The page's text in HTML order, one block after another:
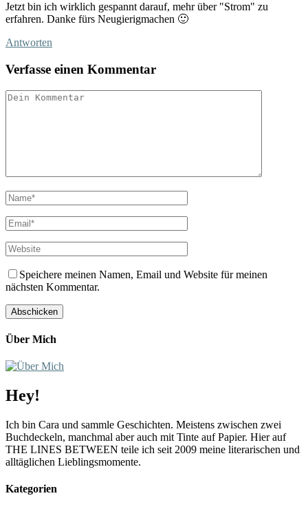
Jetzt bin ich wirklich gespannt darauf, mehr über "Strom" zu
erfahren. Danke fürs Neugierigmachen 🙂
Antworten
Verfasse einen Kommentar
Speichere meinen Namen, Email und Website für meinen
nächsten Kommentar.
Über Mich
Hey!
Ich bin Cara und sammle Geschichten. Meistens zwischen zwei
Buchdeckeln, manchmal aber auch mit Tinte auf Papier. Hier auf
THE LINES BETWEEN teile ich seit 2009 meine literarischen und
alltäglichen Lieblingsmomente.
Kategorien